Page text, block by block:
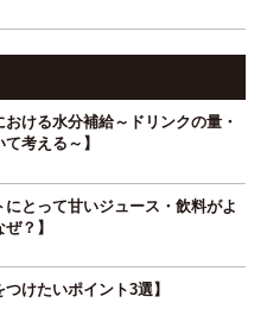
おける水分補給～ドリンクの量・
考える～】
にとって甘いジュース・飲料がよ
？】
つけたいポイント3選】